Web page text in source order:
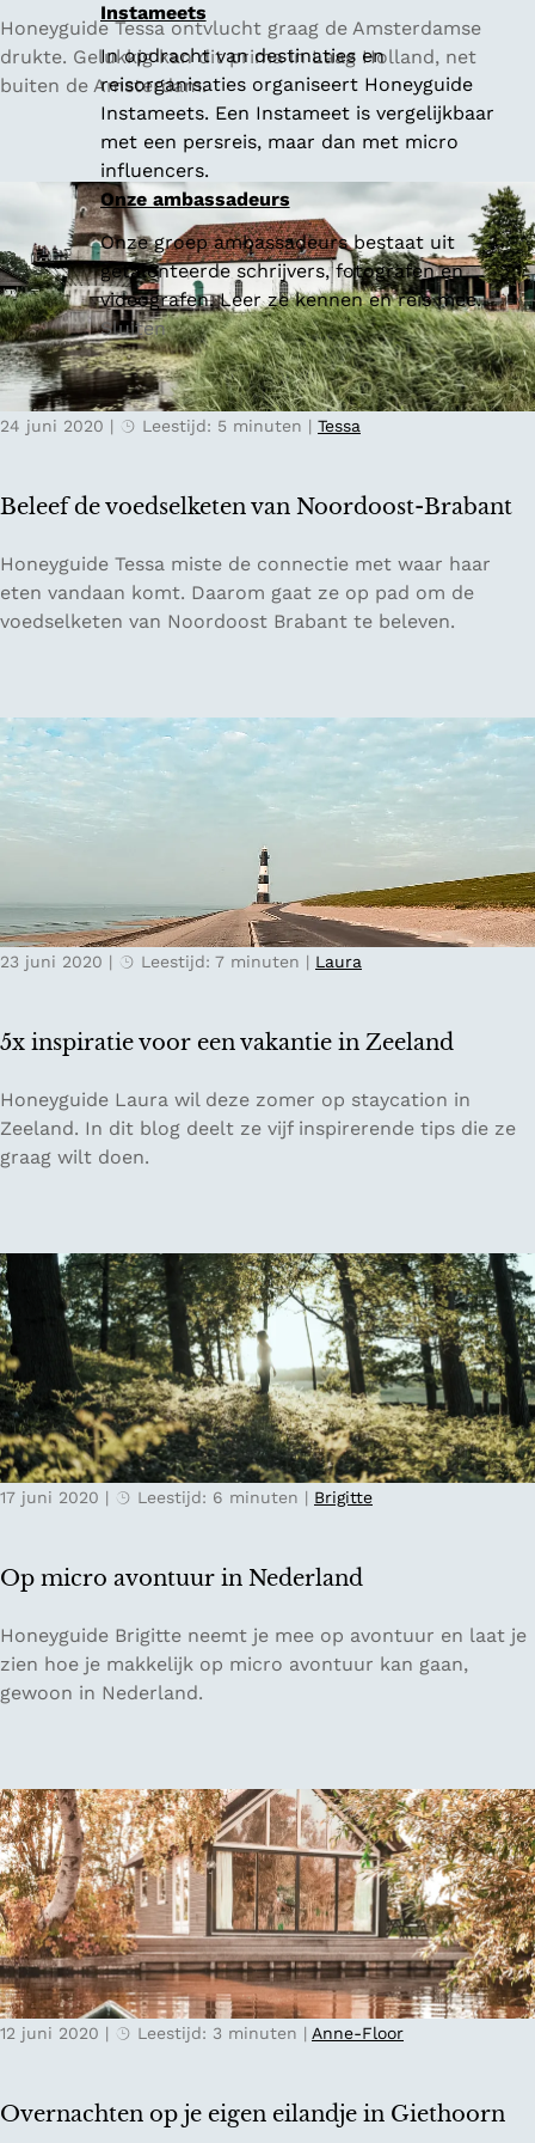
Instameets
In opdracht van destinaties en
reisorganisaties organiseert Honeyguide
Instameets. Een Instameet is vergelijkbaar
met een persreis, maar dan met micro
influencers.
Onze ambassadeurs
Onze groep ambassadeurs bestaat uit
getalenteerde schrijvers, fotografen en
videografen. Leer ze kennen en reis mee.
Sluiten
L
a
a
a
n
d
:
r
s
i
d
e
n
c
h
t
b
m
s
t
r
a
m
Honeyguide Tessa ontvlucht graag de Amsterdamse
drukte. Gelukkig kan dit prima in Laag Holland, net
buiten de Amsterdam.
Beleef de voedselketen van Noordoost-Brabant
24 juni 2020 | Leestijd: 5 minuten | Tessa
B
e
l
d
e
v
s
e
l
t
n
v
a
o
o
r
d
o
o
s
t
-
B
a
a
Honeyguide Tessa miste de connectie met waar haar
eten vandaan komt. Daarom gaat ze op pad om de
voedselketen van Noordoost Brabant te beleven.
5x inspiratie voor een vakantie in Zeeland
23 juni 2020 | Leestijd: 7 minuten | Laura
5
x
i
i
r
a
t
i
e
v
o
o
e
v
a
k
t
i
e
i
n
Z
e
e
l
a
d
Honeyguide Laura wil deze zomer op staycation in
Zeeland. In dit blog deelt ze vijf inspirerende tips die ze
graag wilt doen.
Op micro avontuur in Nederland
17 juni 2020 | Leestijd: 6 minuten | Brigitte
O
p
m
o
a
v
o
n
t
u
u
r
N
Honeyguide Brigitte neemt je mee op avontuur en laat je
zien hoe je makkelijk op micro avontuur kan gaan,
gewoon in Nederland.
Overnachten op je eigen eilandje in Giethoorn
12 juni 2020 | Leestijd: 3 minuten | Anne-Floor